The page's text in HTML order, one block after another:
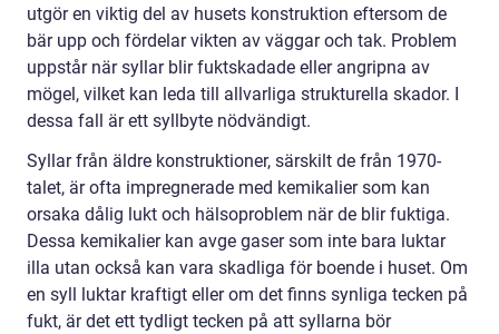
utgör en viktig del av husets konstruktion eftersom de
bär upp och fördelar vikten av väggar och tak. Problem
uppstår när syllar blir fuktskadade eller angripna av
mögel, vilket kan leda till allvarliga strukturella skador. I
dessa fall är ett syllbyte nödvändigt.
Syllar från äldre konstruktioner, särskilt de från 1970-
talet, är ofta impregnerade med kemikalier som kan
orsaka dålig lukt och hälsoproblem när de blir fuktiga.
Dessa kemikalier kan avge gaser som inte bara luktar
illa utan också kan vara skadliga för boende i huset. Om
en syll luktar kraftigt eller om det finns synliga tecken på
fukt, är det ett tydligt tecken på att syllarna bör